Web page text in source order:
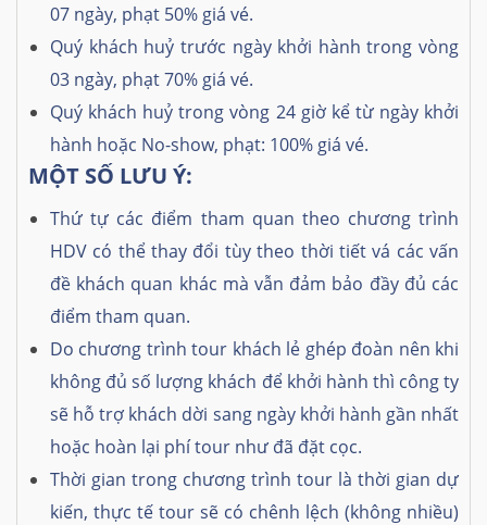
07 ngày, phạt 50% giá vé.
Quý khách huỷ trước ngày khởi hành trong vòng
03 ngày, phạt 70% giá vé.
Quý khách huỷ trong vòng 24 giờ kể từ ngày khởi
hành hoặc No-show, phạt: 100% giá vé.
MỘT SỐ LƯU Ý:
Thứ tự các điểm tham quan theo chương trình
HDV có thể thay đổi tùy theo thời tiết vá các vấn
đề khách quan khác mà vẫn đảm bảo đầy đủ các
điểm tham quan.
Do chương trình tour khách lẻ ghép đoàn nên khi
không đủ số lượng khách để khởi hành thì công ty
sẽ hỗ trợ khách dời sang ngày khởi hành gần nhất
hoặc hoàn lại phí tour như đã đặt cọc.
Thời gian trong chương trình tour là thời gian dự
kiến, thực tế tour sẽ có chênh lệch (không nhiều)